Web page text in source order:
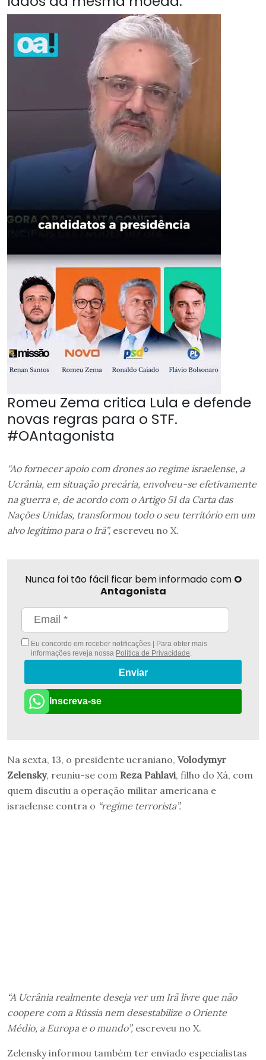
Romeu Zema critica Lula e defende
novas regras para o STF.
#OAntagonista
“Ao fornecer apoio com drones ao regime israelense, a
Ucrânia, em situação precária, envolveu-se efetivamente
na guerra e, de acordo com o Artigo 51 da Carta das
Nações Unidas, transformou todo o seu território em um
alvo legítimo para o Irã”, escreveu no X.
Nunca foi tão fácil ficar bem informado com O
Antagonista
Eu concordo em receber notificações | Para obter mais
informações reveja nossa Política de Privacidade
Enviar
Inscreva-se
Na sexta, 13, o presidente ucraniano, Volodymyr
Zelensky, reuniu-se com Reza Pahlavi, filho do Xá, com
quem discutiu a operação militar americana e
israelense contra o “regime terrorista”.
“A Ucrânia realmente deseja ver um Irã livre que não
coopere com a Rússia nem desestabilize o Oriente
Médio, a Europa e o mundo”, escreveu no X.
Zelensky informou também ter enviado especialistas